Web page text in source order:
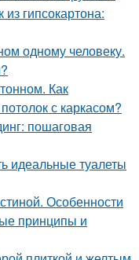
гипсокартона:
одному человеку.
Как
с каркасом?
пошаговая
идеальные туалеты
Особенности
принципы и